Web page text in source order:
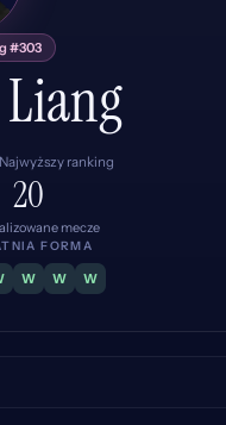
#303
Najwyższy ranking
20
mecze
FORMA
W W W